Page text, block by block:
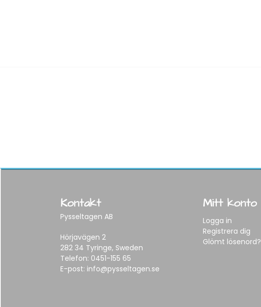
Kontakt
Pysseltagen AB
Hörjavägen 2
282 34 Tyringe, Sweden
Telefon: 0451-155 65
E-post: info@pysseltagen.se
Mitt konto
Logga in
Registrera dig
Glömt lösenord?